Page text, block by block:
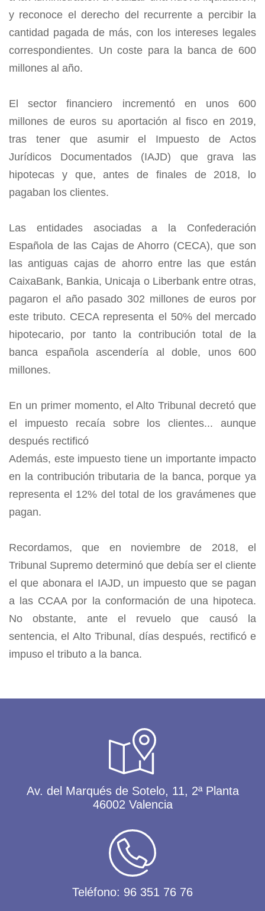
y reconoce el derecho del recurrente a percibir la
cantidad pagada de más, con los intereses legales
correspondientes. Un coste para la banca de 600
millones al año.
El sector financiero incrementó en unos 600
millones de euros su aportación al fisco en 2019,
tras tener que asumir el Impuesto de Actos
Jurídicos Documentados (IAJD) que grava las
hipotecas y que, antes de finales de 2018, lo
pagaban los clientes.
Las entidades asociadas a la Confederación
Española de las Cajas de Ahorro (CECA), que son
las antiguas cajas de ahorro entre las que están
CaixaBank, Bankia, Unicaja o Liberbank entre otras,
pagaron el año pasado 302 millones de euros por
este tributo. CECA representa el 50% del mercado
hipotecario, por tanto la contribución total de la
banca española ascendería al doble, unos 600
millones.
En un primer momento, el Alto Tribunal decretó que
el impuesto recaía sobre los clientes... aunque
después rectificó
Además, este impuesto tiene un importante impacto
en la contribución tributaria de la banca, porque ya
representa el 12% del total de los gravámenes que
pagan.
Recordamos, que en noviembre de 2018, el
Tribunal Supremo determinó que debía ser el cliente
el que abonara el IAJD, un impuesto que se pagan
a las CCAA por la conformación de una hipoteca.
No obstante, ante el revuelo que causó la
sentencia, el Alto Tribunal, días después, rectificó e
impuso el tributo a la banca.
Av. del Marqués de Sotelo, 11, 2ª Planta
46002 Valencia
Teléfono: 96 351 76 76